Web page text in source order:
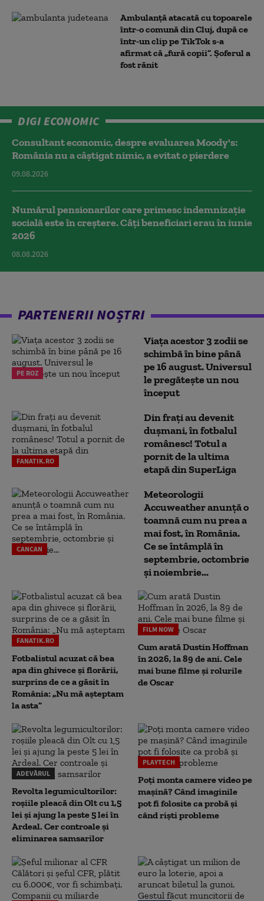
Ambulanţă atacată cu topoarele
într-o comună din Cluj, după ce
într-un clip pe TikTok s-a
afirmat că „fură copii”. Șoferul a
fost rănit
DIGI ECONOMIC
Consultant economic, despre evaluarea Moody's:
România nu a câştigat nimic, a evitat o pierdere
09.08.2026
Numărul pensionarilor care primesc indemnizaţie
socială este în creștere. Câți beneficiari erau în iunie
2026
08.08.2026
PARTENERII NOȘTRI
PE ROZ
Viața acestor 3 zodii se
schimbă în bine până
pe 16 august. Universul
le pregătește un nou
început
FANATIK.RO
Din frați au devenit
dușmani, în fotbalul
românesc! Totul a
pornit de la ultima
etapă din SuperLiga
CANCAN
Meteorologii
Accuweather anunță o
toamnă cum nu prea a
mai fost, în România.
Ce se întâmplă în
septembrie, octombrie
și noiembrie...
FANATIK.RO
Fotbalistul acuzat că bea
apa din ghivece și florării,
surprins de ce a găsit în
România: „Nu mă așteptam
la asta”
FILM NOW
Cum arată Dustin Hoffman
în 2026, la 89 de ani. Cele
mai bune filme și rolurile
de Oscar
ADEVĂRUL
Revolta legumicultorilor:
roșiile pleacă din Olt cu 1,5
lei și ajung la peste 5 lei în
Ardeal. Cer controale și
eliminarea samsarilor
PLAYTECH
Poți monta camere video pe
mașină? Când imaginile
pot fi folosite ca probă și
când riști probleme